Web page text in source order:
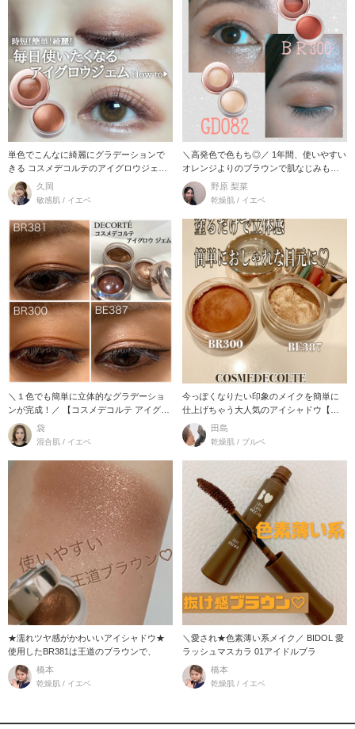
単色でこんなに綺麗にグラデーションで
きる コスメデコルテのアイグロウジェ
ム！ 使い方＆オス
久岡
敏感肌 / イエベ
＼高発色で色もち◎／ 1年間、使いやすい
オレンジよりのブラウンで肌なじみもよ
くて1つでも
野原 梨菜
乾燥肌 / イエベ
＼１色でも簡単に立体的なグラデーショ
ンが完成！／ 【コスメデコルテ アイグロ
ウ ジ
袋
混合肌 / イエベ
今っぽくなりたい印象のメイクを簡単に
仕上げちゃう大人気のアイシャドウ【ア
イグロウジェム】
田島
乾燥肌 / ブルベ
★濡れツヤ感がかわいいアイシャドウ★
使用したBR381は王道のブラウンで、
橋本
乾燥肌 / イエベ
＼愛され★色素薄い系メイク／ BIDOL 愛
ラッシュマスカラ 01アイドルブラ
橋本
乾燥肌 / イエベ